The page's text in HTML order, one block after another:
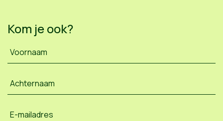
Kom je ook?
Voornaam
Achternaam
E-mailadres